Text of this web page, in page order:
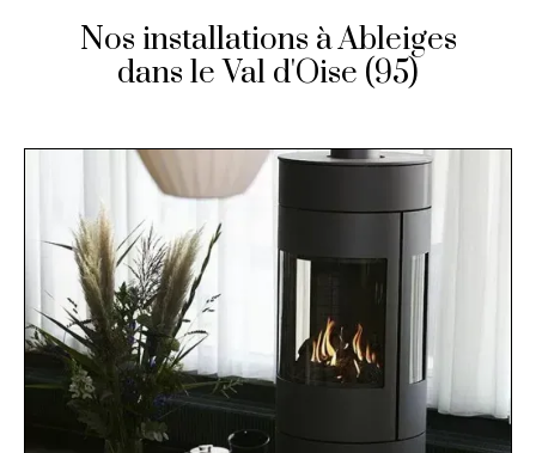
Nos installations à Ableiges
dans le Val d'Oise (95)